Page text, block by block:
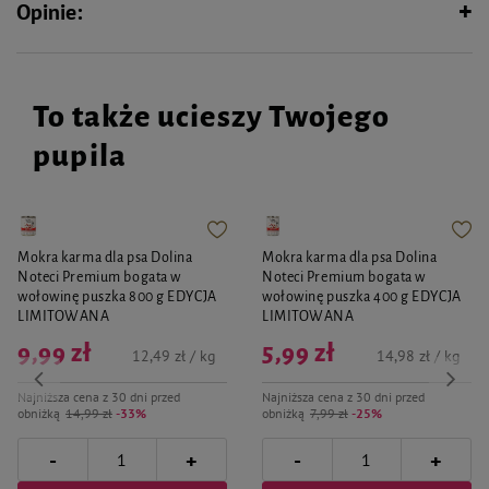
wyprodukowana w niskiej temperaturze suszenia gwarantującej
Opinie:
To także ucieszy Twojego
pupila
Mokra karma dla psa Dolina
Noteci Premium bogata w
wołowinę puszka 800 g EDYCJA
LIMITOWANA
Najniższa cena z 30 dni przed
obniżką 14,99 zł -33%
9,99 zł 12,49 zł / kg
- +
Mokra karma dla psa Dolina
Noteci Premium bogata w
wołowinę puszka 400 g EDYCJA
LIMITOWANA
Najniższa cena z 30 dni przed
obniżką 7,99 zł -25%
5,99 zł 14,98 zł / kg
- +